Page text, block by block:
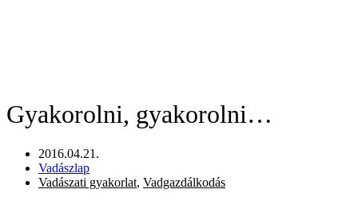
Gyakorolni, gyakorolni…
2016.04.21.
Vadászlap
Vadászati gyakorlat, Vadgazdálkodás